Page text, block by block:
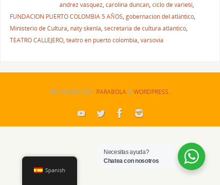
andrez vasquez, carolina duncan, ciclo de varieté,
FUNDACION PUERTO COLOMBIA 5 AÑOS, gobernacion del atlántico,
Ministerio de Cultura, naty skenla, secretaria de cultura atlantico,
TEATRO CALLEJERO, teatro en puerto colombia, varsovia
FUNCIONA CON PARABOLA&WORDPRESS.
Spanish
Necesitas ayuda?
Chatea con nosotros